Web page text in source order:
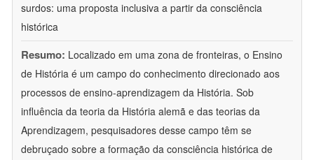
surdos: uma proposta inclusiva a partir da consciência
histórica
Resumo: Localizado em uma zona de fronteiras, o Ensino
de História é um campo do conhecimento direcionado aos
processos de ensino-aprendizagem da História. Sob
influência da teoria da História alemã e das teorias da
Aprendizagem, pesquisadores desse campo têm se
debruçado sobre a formação da consciência histórica de